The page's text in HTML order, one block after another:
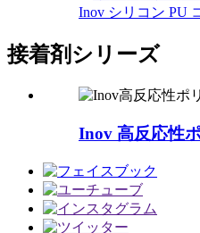
Inov シリコン PU
接着剤シリーズ
Inov 高反応性